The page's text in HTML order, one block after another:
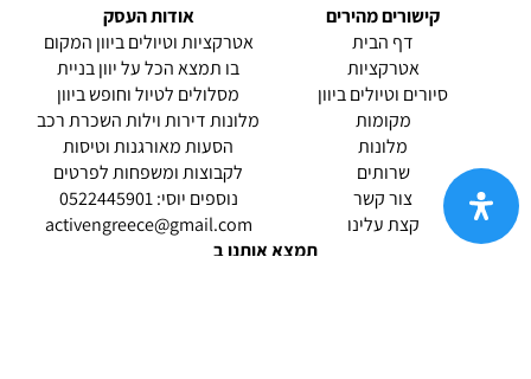
קישורים מהירים
דף הבית
אטרקציות
סיורים וטיולים ביוון
מקומות
מלונות
שרותים
צור קשר
(current)
קצת עלינו
אודות העסק
אטרקציות וטיולים ביוון המקום
בו תמצא הכל על יוון בניית
מסלולים לטיול וחופש ביוון
מלונות דירות וילות השכרת רכב
הסעות מאורגנות וטיסות
לקבוצות ומשפחות לפרטים
נוספים יוסי: 0522445901
activengreece@gmail.com
תמצא אותנו ב